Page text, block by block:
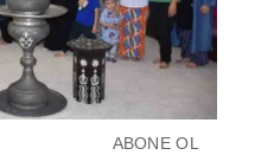
Instagram
Youtube
ABONE OL